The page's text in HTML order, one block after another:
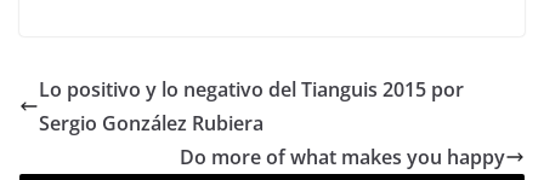
Lo positivo y lo negativo del Tianguis 2015 por
Sergio González Rubiera
Do more of what makes you happy